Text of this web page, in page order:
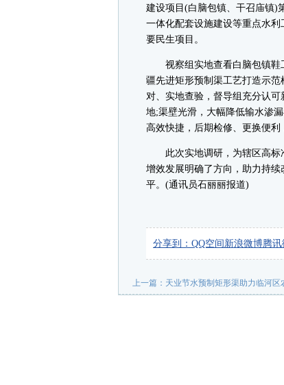
建设项目(白脑包镇、干召庙镇)
一体化配套设施建设等重点水
要民生项目。
视察组实地查看白脑包镇鞋
疆先进矩形预制渠工艺打造示
对、实地查验，督导组充分认
地;渠壁光滑，大幅降低输水渗
高效快捷，后期检修、更换便利
此次实地调研，为辖区高标
增效发展明确了方向，助力持
平。(通讯员石丽丽报道)
分享到： QQ空间 新浪微博腾
上一篇： 天业节水预制矩形渠助力临河区